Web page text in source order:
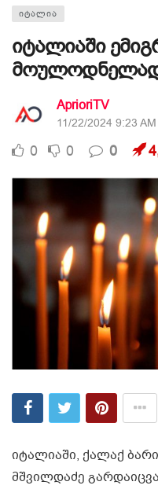
ᲘᲢᲐᲚᲘᲐ
იტალიაში
AprioriTV
11/22/2024 9:23 AM
0 0 0
იტალიაში, ქალაქ
მშვილდაძე